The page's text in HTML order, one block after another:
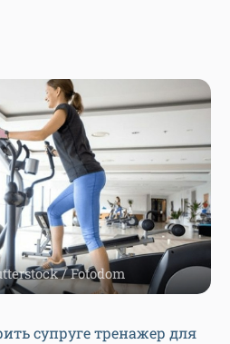
/ Fotodom
супруге тренажер для